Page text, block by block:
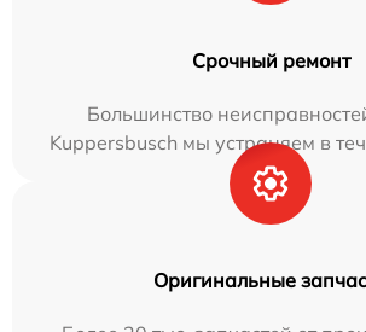
Срочный ремонт
Большинство
Kuppersbusch мы устраняем в
Оригинальные